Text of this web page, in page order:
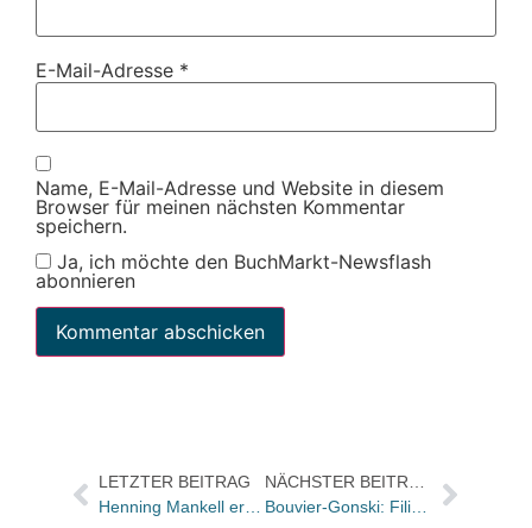
E-Mail-Adresse *
Name, E-Mail-Adresse und Website in diesem
Browser für meinen nächsten Kommentar
speichern.
Ja, ich möchte den BuchMarkt-Newsflash
abonnieren
LETZTER BEITRAG
Henning Mankell erhält den Toleranzpreis